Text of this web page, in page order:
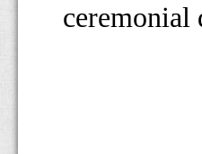
ceremonial